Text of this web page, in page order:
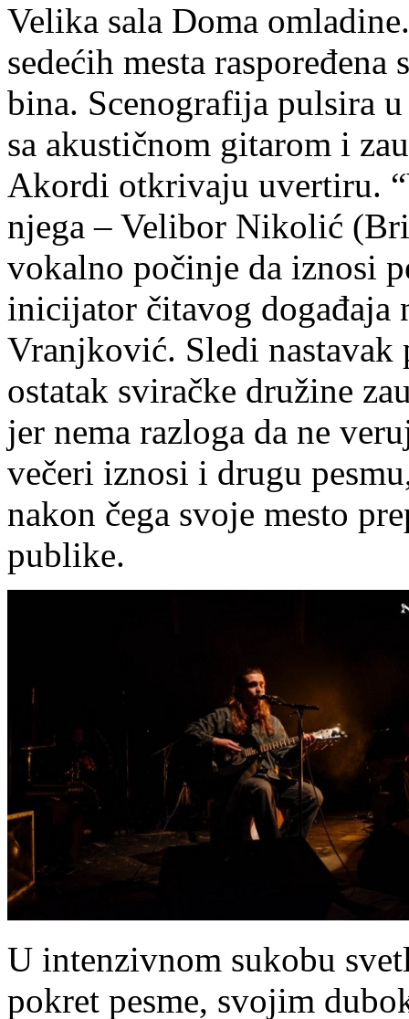
Velika sala Doma
sedećih mesta
bina. Scenografija pulsira
sa akustičnom gitarom i
Akordi otkrivaju uvertiru.
njega – Velibor Nikolić
vokalno počinje da iznosi
inicijator čitavog događaja
Vranjković. Sledi
ostatak sviračke družine
jer nema razloga da ne
večeri iznosi i drugu
nakon čega svoje mesto
publike.
U intenzivnom sukobu
pokret pesme, svojim